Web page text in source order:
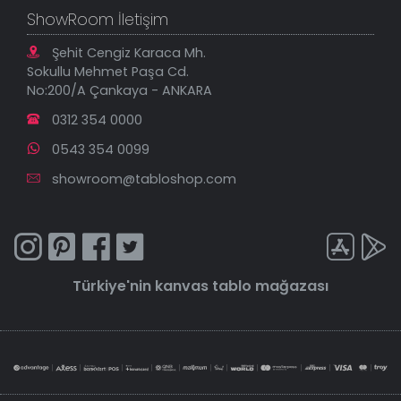
ShowRoom İletişim
Şehit Cengiz Karaca Mh.
Sokullu Mehmet Paşa Cd.
No:200/A Çankaya - ANKARA
0312 354 0000
0543 354 0099
showroom@tabloshop.com
Türkiye'nin kanvas tablo mağazası